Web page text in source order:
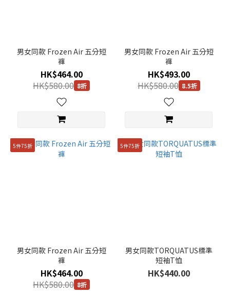
男女同款 Frozen Air 五分短
褲
HK$464.00
HK$580.00 8折
男女同款 Frozen Air 五分短
褲
HK$493.00
HK$580.00 8.5折
5件75折
男女同款 Frozen Air 五分短
褲
HK$464.00
HK$580.00 8折
5件75折
男女同款TORQUATUS標準
短袖T恤
HK$440.00